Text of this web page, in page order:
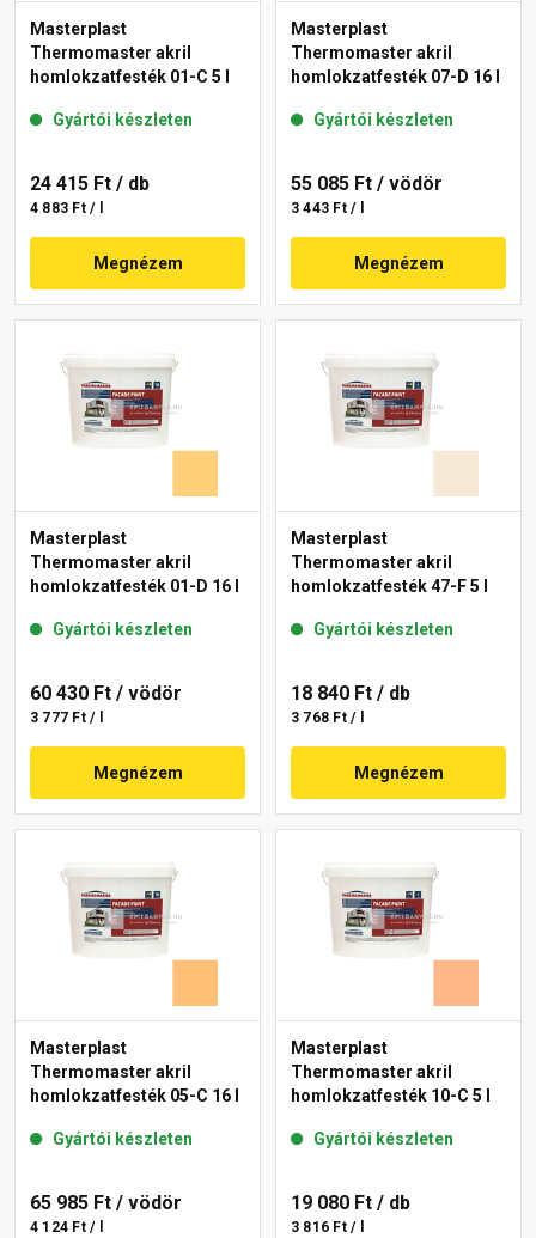
Masterplast
Thermomaster akril
homlokzatfesték 01-C 5 l
Gyártói készleten
24 415 Ft / db
4 883 Ft / l
Megnézem
Masterplast
Thermomaster akril
homlokzatfesték 07-D 16 l
Gyártói készleten
55 085 Ft / vödör
3 443 Ft / l
Megnézem
Masterplast
Thermomaster akril
homlokzatfesték 01-D 16 l
Gyártói készleten
60 430 Ft / vödör
3 777 Ft / l
Megnézem
Masterplast
Thermomaster akril
homlokzatfesték 47-F 5 l
Gyártói készleten
18 840 Ft / db
3 768 Ft / l
Megnézem
Masterplast
Thermomaster akril
homlokzatfesték 05-C 16 l
Gyártói készleten
65 985 Ft / vödör
4 124 Ft / l
Masterplast
Thermomaster akril
homlokzatfesték 10-C 5 l
Gyártói készleten
19 080 Ft / db
3 816 Ft / l